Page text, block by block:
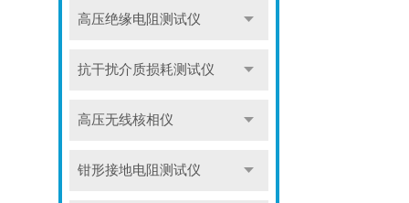
高压绝缘电阻测试仪
抗干扰介质损耗测试仪
高压无线核相仪
钳形接地电阻测试仪